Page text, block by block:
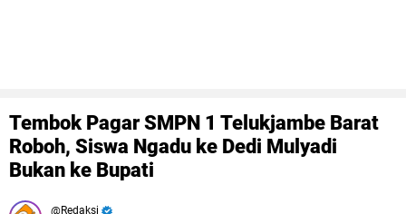
Tembok Pagar SMPN 1 Telukjambe Barat
Roboh, Siswa Ngadu ke Dedi Mulyadi
Bukan ke Bupati
Redaksi